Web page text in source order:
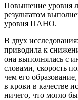
Повышение уровня
результатом
уровня ПАНО.
В двух
приводила к
она выполнялась с
словами, скорость
чем его
в крови в качестве
ничего, что могло